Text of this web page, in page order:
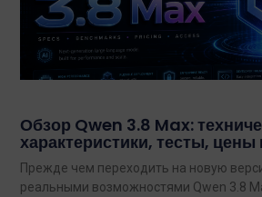
Обзор Qwen 3.8 Max:
характеристики, тесты, цены
Прежде чем переходить на новую
реальными возможностями Qwen 3.8